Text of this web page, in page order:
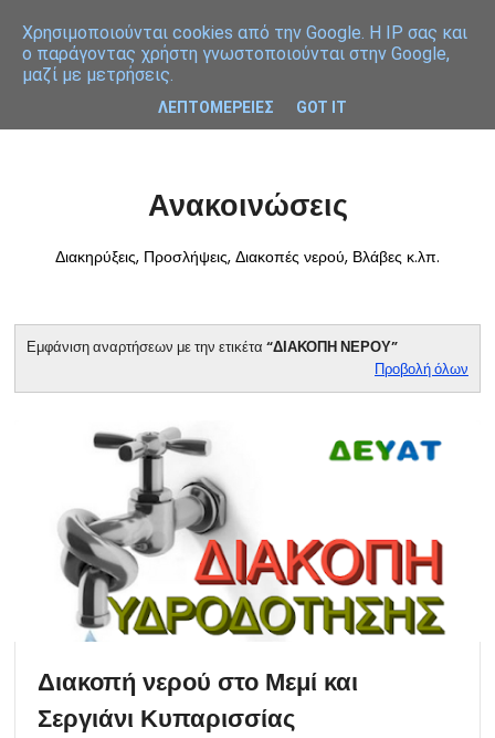
Ανακοινώσεις
Διακηρύξεις, Προσλήψεις, Διακοπές νερού, Βλάβες κ.λπ.
Εμφάνιση αναρτήσεων με την ετικέτα ΔΙΑΚΟΠΗ ΝΕΡΟΥ
Προβολή όλων
Διακοπή νερού στο Μεμί και
Σεργιάνι Κυπαρισσίας
Χρησιμοποιoύνται cookies από την Google. Η IP σας και
ο παράγοντας χρήστη γνωστοποιούνται στην Google,
μαζί με μετρήσεις.
ΛΕΠΤΟΜΕΡΕΙΕΣ GOT IT